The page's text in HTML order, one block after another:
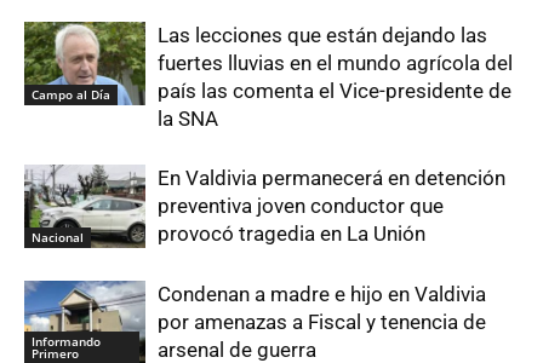
Campo al Día
Las lecciones que están dejando las
fuertes lluvias en el mundo agrícola del
país las comenta el Vice-presidente de
la SNA
Nacional
En Valdivia permanecerá en detención
preventiva joven conductor que
provocó tragedia en La Unión
Informando
Primero
Condenan a madre e hijo en Valdivia
por amenazas a Fiscal y tenencia de
arsenal de guerra